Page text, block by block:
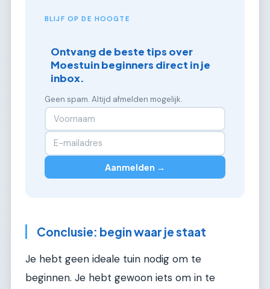
BLIJF OP DE HOOGTE
Ontvang de beste tips over
Moestuin beginners direct in je
inbox.
Geen spam. Altijd afmelden mogelijk.
Aanmelden →
Conclusie: begin waar je staat
Je hebt geen ideale tuin nodig om te
beginnen. Je hebt gewoon iets om in te